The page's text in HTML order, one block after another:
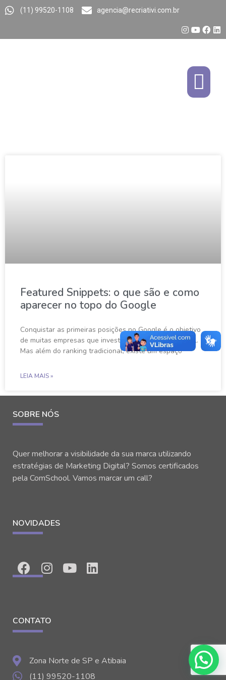
(11) 99520-1108 agencia@recriativi.com.br
Featured Snippets: o que são e como
aparecer no topo do Google
Conquistar as primeiras posições no Google é o objetivo
de muitas empresas que investem em marketing digital.
Mas além do ranking tradicional, existe um espaço
LEIA MAIS »
SOBRE NÓS
Quer melhorar a visibilidade da sua marca utilizando
estratégias de Marketing Digital? Somos certificados
pela ComSchool. Vamos marcar um call?
NOVIDADES
CONTATO
Zona Norte de SP e Atibaia
(11) 99520-1108